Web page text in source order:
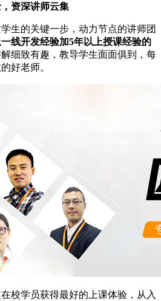
资深讲师云集
生的关键一步，动力节点的讲师团
线开发经验加5年以上授课经验的
细致有趣，教导学生面面俱到，每
好老师。
校学员获得最好的上课体验，从入